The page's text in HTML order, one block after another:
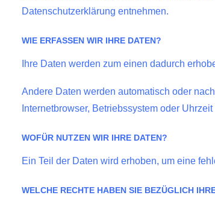
Datenschutzerklärung entnehmen.
WIE ERFASSEN WIR IHRE DATEN?
Ihre Daten werden zum einen dadurch
Andere Daten werden automatisch oder
Internetbrowser, Betriebssystem oder
WOFÜR NUTZEN WIR IHRE DATEN?
Ein Teil der Daten wird erhoben, um eine
WELCHE RECHTE HABEN SIE BEZÜGLICH